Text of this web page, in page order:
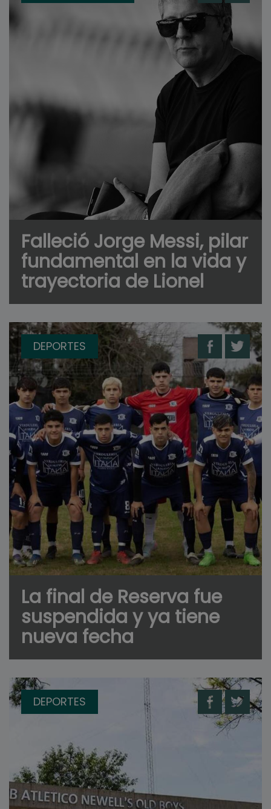
Falleció Jorge Messi, pilar
fundamental en la vida y
trayectoria de Lionel
DEPORTES
La final de Reserva fue
suspendida y ya tiene
nueva fecha
DEPORTES